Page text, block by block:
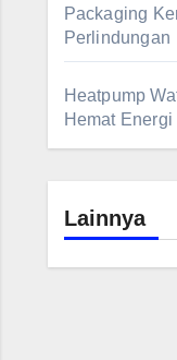
Packaging
Perlindungan
Heatpump
Hemat Energi
Lainnya